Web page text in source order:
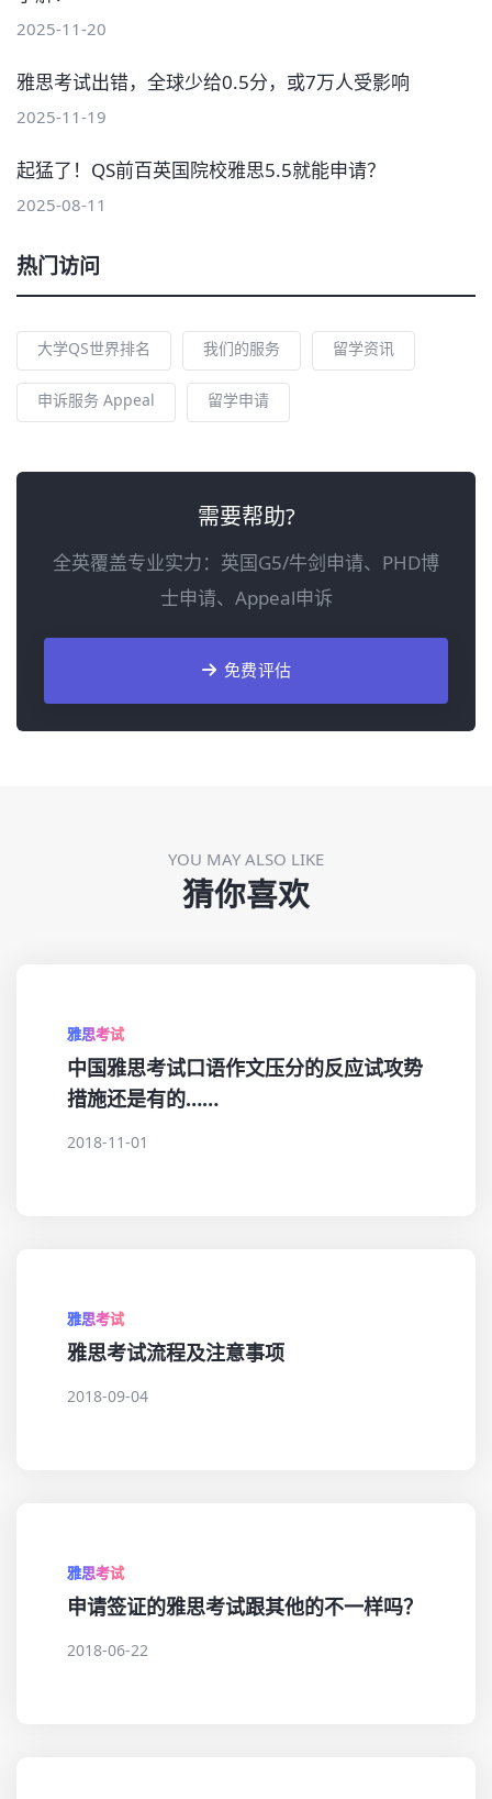
2025-11-20
雅思考试出错，全球少给0.5分，或7万人受影响
2025-11-19
起猛了！QS前百英国院校雅思5.5就能申请？
2025-08-11
热门访问
大学QS世界排名 我们的服务 留学资讯
申诉服务 Appeal 留学申请
需要帮助?
全英覆盖专业实力：英国G5/牛剑申请、PHD博
士申请、Appeal申诉
免费评估
YOU MAY ALSO LIKE
猜你喜欢
雅思考试
中国雅思考试口语作文压分的反应试攻势
措施还是有的……
2018-11-01
雅思考试
雅思考试流程及注意事项
2018-09-04
雅思考试
申请签证的雅思考试跟其他的不一样吗？
2018-06-22